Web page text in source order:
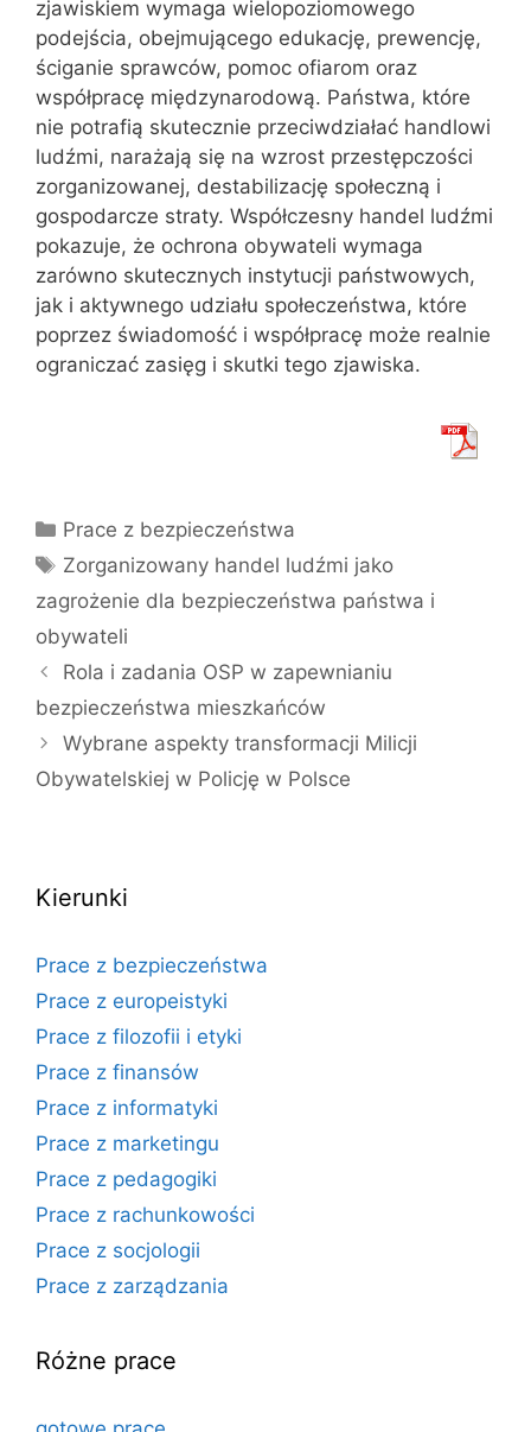
zjawiskiem wymaga wielopoziomowego
podejścia, obejmującego edukację, prewencję,
ściganie sprawców, pomoc ofiarom oraz
współpracę międzynarodową. Państwa, które
nie potrafią skutecznie przeciwdziałać handlowi
ludźmi, narażają się na wzrost przestępczości
zorganizowanej, destabilizację społeczną i
gospodarcze straty. Współczesny handel ludźmi
pokazuje, że ochrona obywateli wymaga
zarówno skutecznych instytucji państwowych,
jak i aktywnego udziału społeczeństwa, które
poprzez świadomość i współpracę może realnie
ograniczać zasięg i skutki tego zjawiska.
Kategorie
Prace z bezpieczeństwa
Tagi
Zorganizowany handel ludźmi jako
zagrożenie dla bezpieczeństwa państwa i
obywateli
Rola i zadania OSP w zapewnianiu
bezpieczeństwa mieszkańców
Wybrane aspekty transformacji Milicji
Obywatelskiej w Policję w Polsce
Kierunki
Prace z bezpieczeństwa
Prace z europeistyki
Prace z filozofii i etyki
Prace z finansów
Prace z informatyki
Prace z marketingu
Prace z pedagogiki
Prace z rachunkowości
Prace z socjologii
Prace z zarządzania
Różne prace